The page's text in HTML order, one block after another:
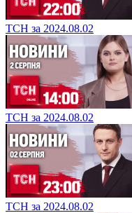
ТСН за 2024.08.02
ТСН за 2024.08.02
ТСН за 2024.08.02